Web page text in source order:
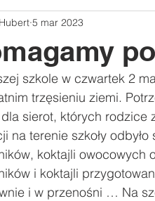
Rada Rodziców
wiem - projekt Starsi
Zawody
Hubert 5 mar 2023
szkole w czwartek 2
trzęsieniu ziemi.
sierot, których rodzice
na terenie szkoły
koktajli owocowych
i koktajli
i w przenośni … Na